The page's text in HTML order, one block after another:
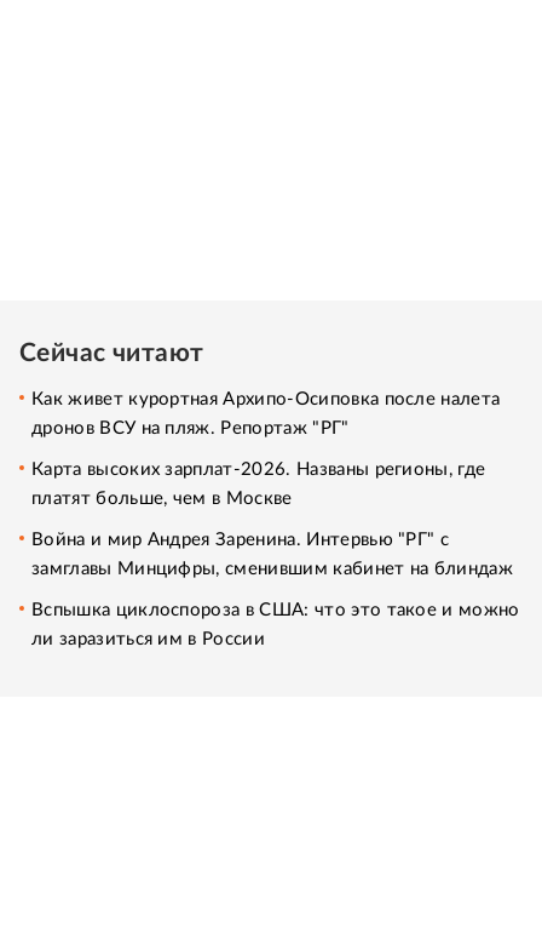
Сейчас читают
Как живет курортная Архипо-Осиповка после налета
дронов ВСУ на пляж. Репортаж "РГ"
Карта высоких зарплат-2026. Названы регионы, где
платят больше, чем в Москве
Война и мир Андрея Заренина. Интервью "РГ" с
замглавы Минцифры, сменившим кабинет на блиндаж
Вспышка циклоспороза в США: что это такое и можно
ли заразиться им в России